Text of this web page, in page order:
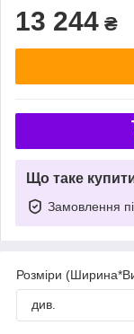
13 244 ₴
Що таке
Замовлення
Розміри
див.